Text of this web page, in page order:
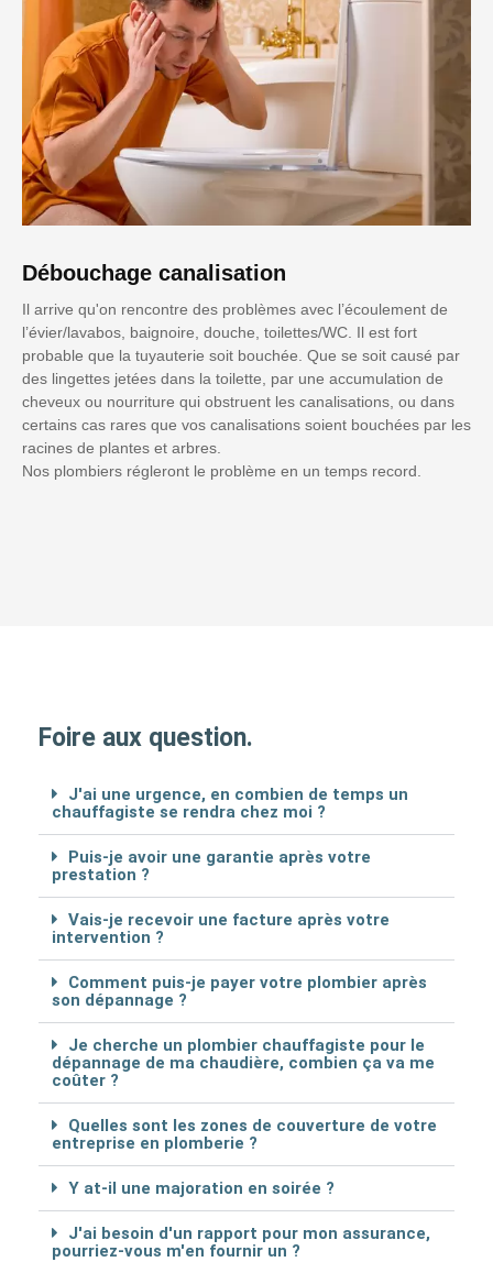
Débouchage canalisation
Il arrive qu'on rencontre des problèmes avec l’écoulement de
l’évier/lavabos, baignoire, douche, toilettes/WC. Il est fort
probable que la tuyauterie soit bouchée. Que se soit causé par
des lingettes jetées dans la toilette, par une accumulation de
cheveux ou nourriture qui obstruent les canalisations, ou dans
certains cas rares que vos canalisations soient bouchées par les
racines de plantes et arbres.
Nos plombiers régleront le problème en un temps record.
Foire aux question.
J'ai une urgence, en combien de temps un
chauffagiste se rendra chez moi ?
Puis-je avoir une garantie après votre
prestation ?
Vais-je recevoir une facture après votre
intervention ?
Comment puis-je payer votre plombier après
son dépannage ?
Je cherche un plombier chauffagiste pour le
dépannage de ma chaudière, combien ça va me
coûter ?
Quelles sont les zones de couverture de votre
entreprise en plomberie ?
Y at-il une majoration en soirée ?
J'ai besoin d'un rapport pour mon assurance,
pourriez-vous m'en fournir un ?